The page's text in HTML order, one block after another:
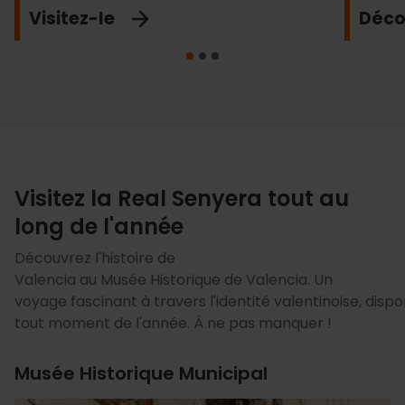
Visitez-le
Visitez la Real Senyera tout au
long de l'année
Découvrez l'histoire de
Valencia au Musée Historique de Valencia. Un
voyage fascinant à travers l'identité valentinoise,
tout moment de l'année. À ne pas manquer !
Musée Historique Municipal